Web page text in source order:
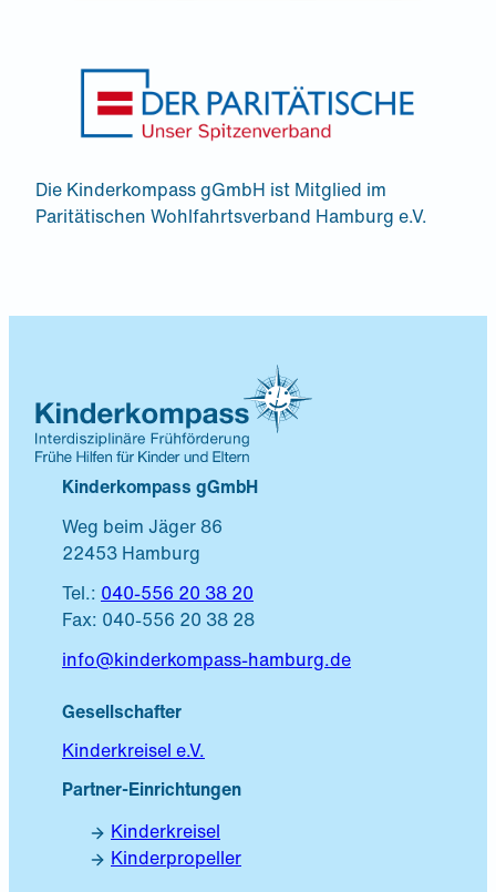
Die Kinderkompass gGmbH ist Mitglied im
Paritätischen Wohlfahrtsverband Hamburg e.V.
Kinderkompass gGmbH
Weg beim Jäger 86
22453 Hamburg
Tel.: 040-556 20 38 20
Fax: 040-556 20 38 28
info@kinderkompass-hamburg.de
Gesellschafter
Kinderkreisel e.V.
Partner-Einrichtungen
Kinderkreisel
Kinderpropeller